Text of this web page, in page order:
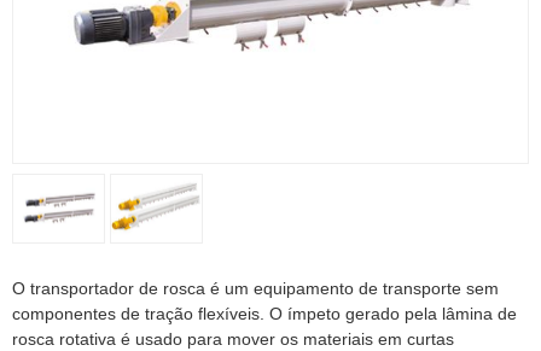
O transportador de rosca é um equipamento de transporte sem
componentes de tração flexíveis. O ímpeto gerado pela lâmina de
rosca rotativa é usado para mover os materiais em curtas